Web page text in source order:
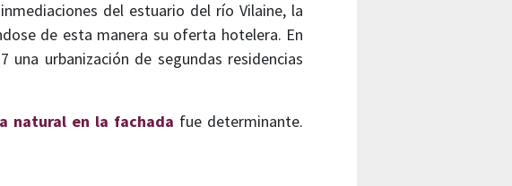
del estuario del río Vilaine, la
de esta manera su oferta hotelera. En
una urbanización de segundas residencias
natural en la fachada fue determinante.